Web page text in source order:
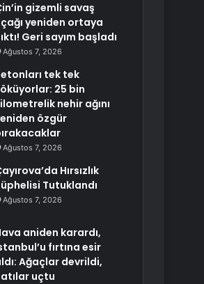
gizemli savaş
yeniden ortaya
Geri sayım başladı
Ağustos 7, 2026
tek tek
25 bin
nehir ağını
özgür
Ağustos 7, 2026
Hırsızlık
Tutuklandı
Ağustos 7, 2026
aniden karardı,
fırtına esir
Ağaçlar devrildi,
uçtu